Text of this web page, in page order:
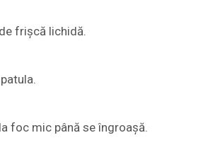
frișcă lichidă.
foc mic până se îngroașă.